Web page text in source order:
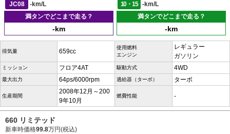
JC08
-km/L 10・15
-km/L
満タンでどこまで走る？
-km
満タンでどこまで走る？
-km
排気量 659cc
使用燃料
エンジン
レギュラー
ガソリン
ミッション フロア4AT 駆動方式 4WD
最大出力 64ps/6000rpm 過給器（ターボ） ターボ
生産期間
2008年12月～200
9年10月
燃費性能 -
660 リミテッド
新車時価格99.8万円(税込)